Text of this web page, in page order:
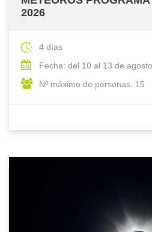
2026
4 días
Fecha: del 10 al 13 de
Nº máximo de personas: 15